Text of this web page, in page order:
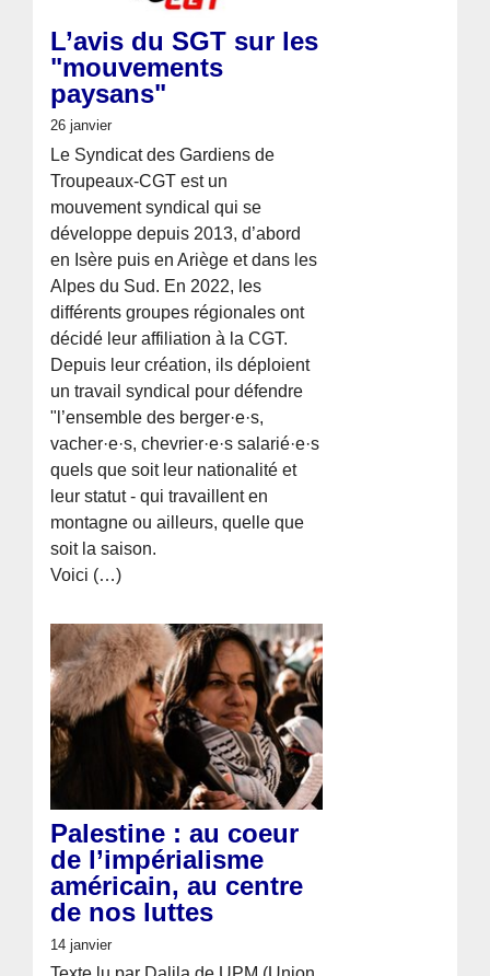
L’avis du SGT sur les
"mouvements
paysans"
26 janvier
Le Syndicat des Gardiens de
Troupeaux-CGT est un
mouvement syndical qui se
développe depuis 2013, d’abord
en Isère puis en Ariège et dans les
Alpes du Sud. En 2022, les
différents groupes régionales ont
décidé leur affiliation à la CGT.
Depuis leur création, ils déploient
un travail syndical pour défendre
"l’ensemble des berger·e·s,
vacher·e·s, chevrier·e·s salarié·e·s
quels que soit leur nationalité et
leur statut - qui travaillent en
montagne ou ailleurs, quelle que
soit la saison.
Voici (…)
Palestine : au coeur
de l’impérialisme
américain, au centre
de nos luttes
14 janvier